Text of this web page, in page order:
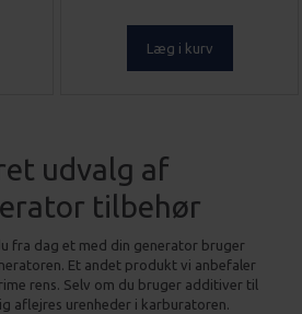
Læg i kurv
udvalg af
tilbehør
fra dag et med din generator bruger
Et andet produkt vi anbefaler
rens. Selv om du bruger additiver til
aflejres urenheder i karburatoren.